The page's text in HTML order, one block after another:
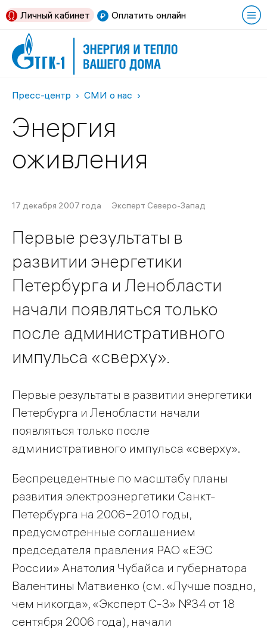
Оплатить онлайн
Личный кабинет
Пресс-центр СМИ о нас
Энергия
оживления
17 декабря 2007 года Эксперт Северо-Запад
Первые результаты в
развитии энергетики
Петербурга и Ленобласти
начали появляться только
после административного
импульса «сверху».
Первые результаты в развитии энергетики
Петербурга и Ленобласти начали
появляться только после
административного импульса «сверху».
Беспрецедентные по масштабу планы
развития электроэнергетики Санкт-
Петербурга на 2006−2010 годы,
предусмотренные соглашением
председателя правления РАО «ЕЭС
России» Анатолия Чубайса и губернатора
Валентины Матвиенко (см. «Лучше поздно,
чем никогда», «Эксперт С-З» №34 от 18
сентября 2006 года), начали